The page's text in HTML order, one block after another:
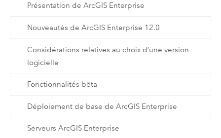
Présentation de ArcGIS Enterprise
Nouveautés de ArcGIS Enterprise 12.0
Considérations relatives au choix d’une version
logicielle
Fonctionnalités bêta
Déploiement de base de ArcGIS Enterprise
Serveurs ArcGIS Enterprise